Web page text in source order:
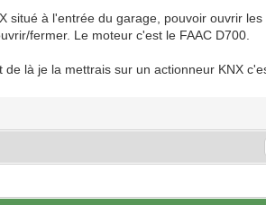
à l'entrée du garage, pouvoir ouvrir
fermer. Le moteur c'est le FAAC D700.
là je la mettrais sur un actionneur KNX